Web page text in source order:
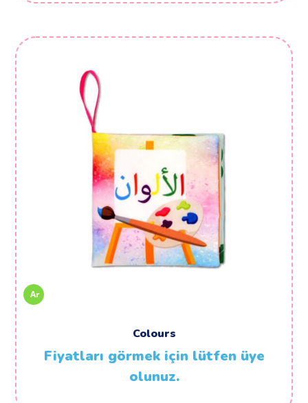
Ar
Colours
Fiyatları görmek için lütfen üye
olunuz.